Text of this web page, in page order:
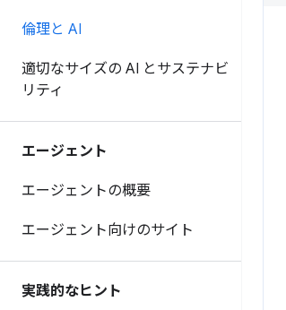
倫理と AI
適切なサイズの AI とサステナビ
リティ
エージェント
エージェントの概要
エージェント向けのサイト
実践的なヒント